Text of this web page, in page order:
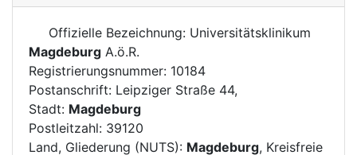
Offizielle Bezeichnung: Universitätsklinikum
Magdeburg A.ö.R.
Registrierungsnummer: 10184
Postanschrift: Leipziger Straße 44,
Stadt: Magdeburg
Postleitzahl: 39120
Land, Gliederung (NUTS): Magdeburg, Kreisfreie